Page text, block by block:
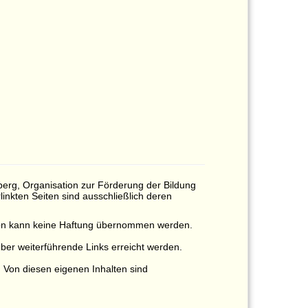
Organisation zur Förderung der Bildung
Seiten sind ausschließlich deren
kann keine Haftung übernommen werden.
weiterführende Links erreicht werden.
diesen eigenen Inhalten sind